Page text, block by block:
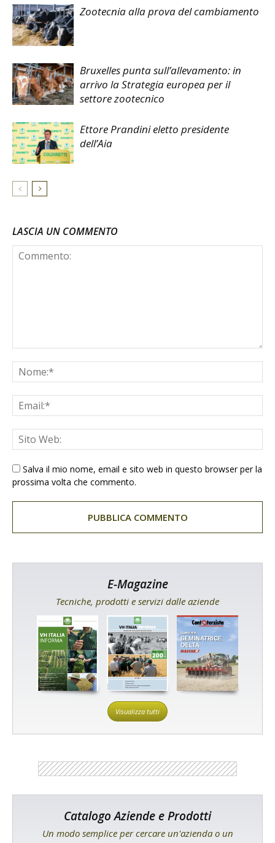
Zootecnia alla prova del cambiamento
Bruxelles punta sull’allevamento: in
arrivo la Strategia europea per il
settore zootecnico
Ettore Prandini eletto presidente
dell’Aia
LASCIA UN COMMENTO
Salva il mio nome, email e sito web in questo browser per la
prossima volta che commento.
E-Magazine
Tecniche, prodotti e servizi dalle aziende
Visualizza tutti
Catalogo Aziende e Prodotti
Un modo semplice per cercare un'azienda o un